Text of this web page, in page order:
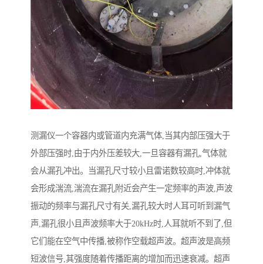
测漏仪一个容器内或管道内充满气体,当其内部压强大于
外部压强时,由于内外压差较大,一旦容器有漏孔,气体就
会从漏孔冲出。当漏孔尺寸较小且雷诺数较高时,冲体就
会形成湍流,湍流在漏孔附近会产生一定频率的声波,声波
振动的频率与漏孔尺寸有关,漏孔较大时人耳可听到漏气
声,漏孔很小且声波频率大于20kHz时,人耳就听不到了,但
它们能在空气中传播,被称作空载超声波。超声波是高频
短波信号,其强度随着传播距离的增加而迅速衰减。超声